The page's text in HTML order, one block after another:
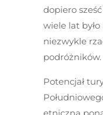
dopiero
wiele lat
niezwykle
podróżników.
Potencjał